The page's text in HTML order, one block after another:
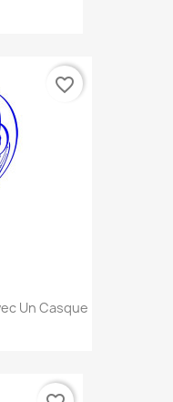
Un Casque
favorite_border